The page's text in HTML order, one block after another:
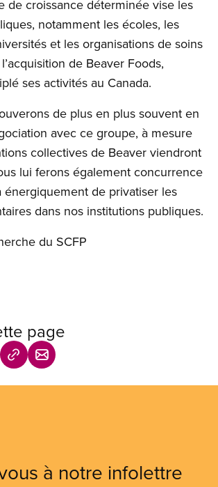
de croissance déterminée vise les
notamment les écoles, les
et les organisations de soins
de Beaver Foods,
ses activités au Canada.
de plus en plus souvent en
avec ce groupe, à mesure
collectives de Beaver viendront
lui ferons également concurrence
énergiquement de privatiser les
dans nos institutions publiques.
du SCFP
page
à notre infolettre